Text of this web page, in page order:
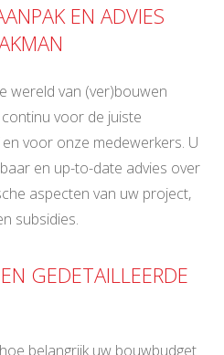
EN ADVIES
wereld van (ver)bouwen
voor de juiste
voor onze medewerkers. U
en up-to-date advies over
aspecten van uw project,
subsidies.
GEDETAILLEERDE
belangrijk uw bouwbudget